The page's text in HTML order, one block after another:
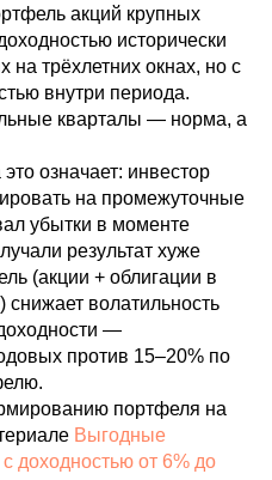
акций крупных
исторически
на трёхлетних окнах, но с
внутри периода.
кварталы — норма, а
означает: инвестор
на промежуточные
убытки в моменте
результат хуже
(акции + облигации в
волатильность
—
против 15–20% по
портфеля на
Выгодные
доходностью от 6% до